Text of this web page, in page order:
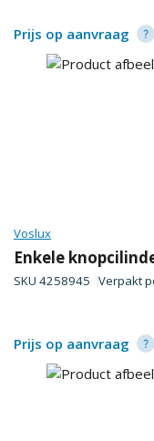
Prijs op aanvraag
Voslux
Enkele
SKU 4258945 Verpakt
Prijs op aanvraag